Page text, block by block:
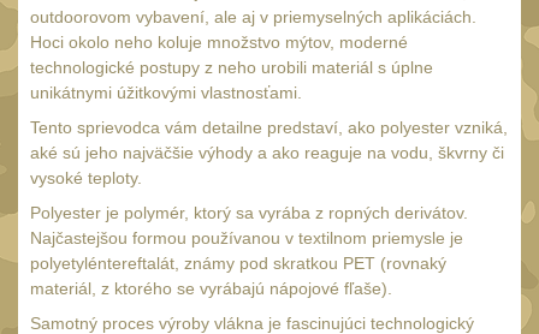
Adaptéry33
Taktická pera4
Láhve16
Lékárničky
Na přežití 26
Darčekové poukazy22
Ostatní
outdoorovom vybavení, ale aj v priemyselných aplikáciách.
Hoci okolo neho koluje množstvo mýtov, moderné
technologické postupy z neho urobili materiál s úplne
unikátnymi úžitkovými vlastnosťami.
Tento sprievodca vám detailne predstaví, ako polyester vzniká,
aké sú jeho najväčšie výhody a ako reaguje na vodu, škvrny či
vysoké teploty.
Polyester je polymér, ktorý sa vyrába z ropných derivátov.
Najčastejšou formou používanou v textilnom priemysle je
polyetyléntereftalát, známy pod skratkou PET (rovnaký
materiál, z ktorého se vyrábajú nápojové fľaše).
Samotný proces výroby vlákna je fascinujúci technologický